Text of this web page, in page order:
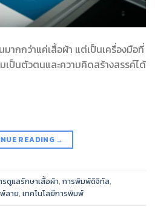
ากกว่าแค่เสื้อผ้า แต่เป็นเครื่องมือที่
ป็นตัวตนและความคิดสร้างสรรค์ได้
READING →
รดูแลรักษาเสื้อผ้า, การพิมพ์ดิจิทัล,
ลาย, เทคโนโลยีการพิมพ์